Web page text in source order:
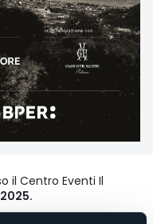
il Centro Eventi Il